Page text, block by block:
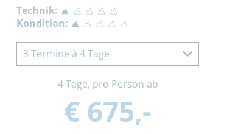
Technik:
Kondition:
3 Termine à 4 Tage
4 Tage, pro Person ab
€ 675,-